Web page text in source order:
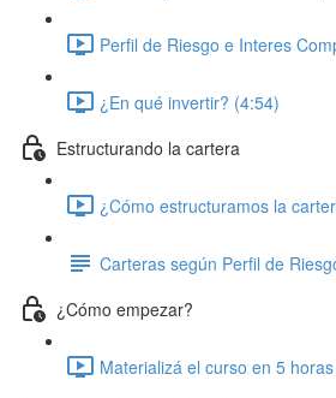
Perfil de Riesgo e Interes
¿En qué invertir? (4:54)
Estructurando la cartera
¿Cómo estructuramos la
Carteras según Perfil de
¿Cómo empezar?
Materializá el curso en 5